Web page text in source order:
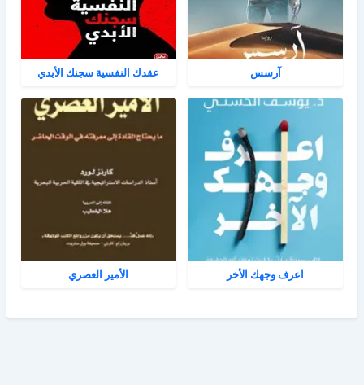
آرسس عقدك النفسية سجنك الأبدي
اعرف وجهك الأخر الأمير العصري